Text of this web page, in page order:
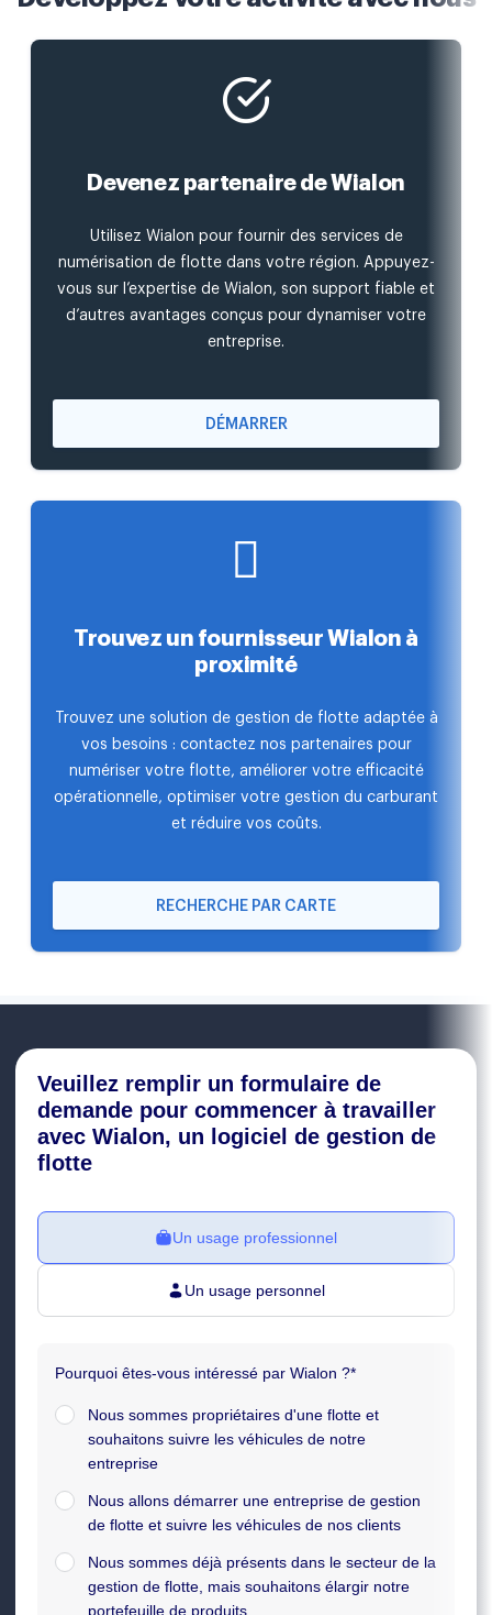
Devenez partenaire de Wialon
Utilisez Wialon pour fournir des services de
numérisation de flotte dans votre région. Appuyez-
vous sur l’expertise de Wialon, son support fiable et
d’autres avantages conçus pour dynamiser votre
entreprise.
DÉMARRER
Trouvez un fournisseur Wialon à
proximité
Trouvez une solution de gestion de flotte adaptée à
vos besoins : contactez nos partenaires pour
numériser votre flotte, améliorer votre efficacité
opérationnelle, optimiser votre gestion du carburant
et réduire vos coûts.
RECHERCHE PAR CARTE